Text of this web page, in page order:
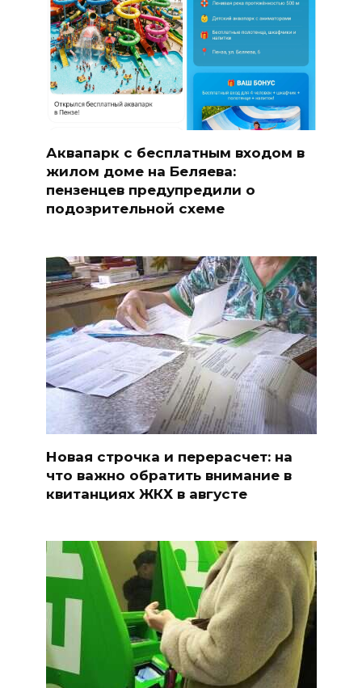
Аквапарк с бесплатным входом в
жилом доме на Беляева:
пензенцев предупредили о
подозрительной схеме
Новая строчка и перерасчет: на
что важно обратить внимание в
квитанциях ЖКХ в августе